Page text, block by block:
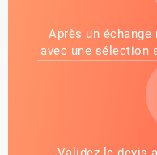
Après un échange
avec une sélection